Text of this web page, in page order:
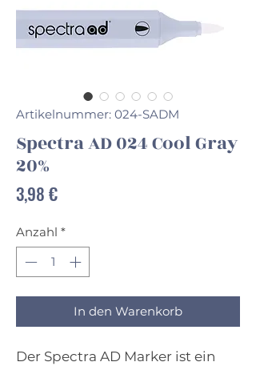
Artikelnummer: 024-SADM
Spectra AD 024 Cool Gray
20%
3,98 €Preis
Anzahl *
In den Warenkorb
Der Spectra AD Marker ist ein